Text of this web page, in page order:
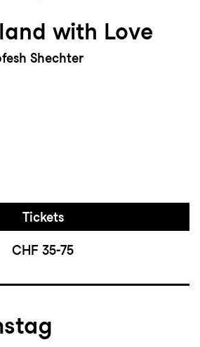
with Love
Shechter
Tickets
CHF 35-75